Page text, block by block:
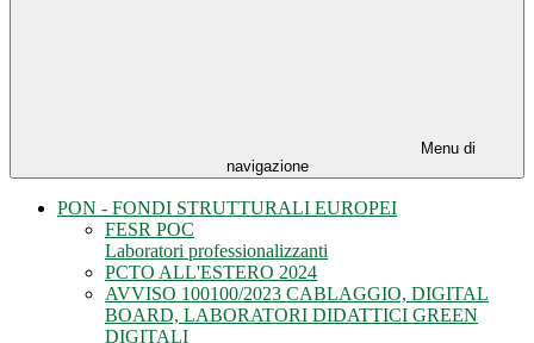
Menu di
navigazione
PON - FONDI STRUTTURALI EUROPEI
FESR POC
Laboratori professionalizzanti
PCTO ALL'ESTERO 2024
AVVISO 100100/2023 CABLAGGIO, DIGITAL
BOARD, LABORATORI DIDATTICI GREEN
DIGITALI